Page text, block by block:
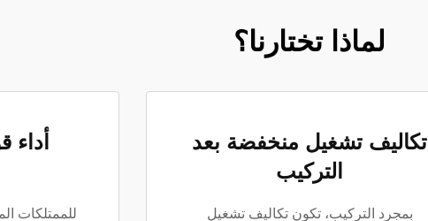
لماذا تختارنا؟
تكاليف تشغيل منخفضة بعد
التركيب
بمجرد التركيب، تكون تكاليف تشغيل
للممتلكات